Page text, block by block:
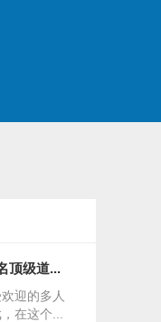
顶级道...
迎的多人
在这个...